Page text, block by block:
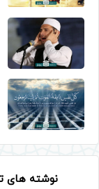
نوشته های